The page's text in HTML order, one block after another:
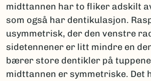
midttannen har to fliker adskilt
som også har dentikulasjon.
usymmetrisk, der den venstre
sidetennener er litt mindre en
bærer store dentikler på
midttannen er symmetriske. Det